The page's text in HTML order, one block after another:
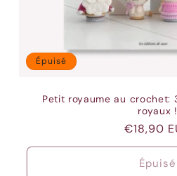
Épuisé
Petit royaume au crochet:
royaux !
Prix
habituel
€18,90
Épuisé